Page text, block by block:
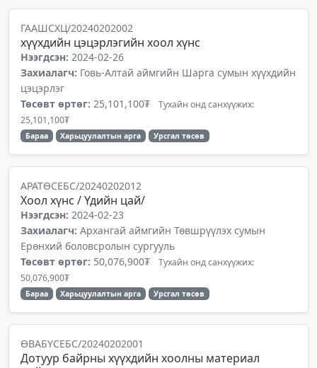
ГААШСХЦ/20240202002
хүүхдийн цэцэрлэгийн хоол хүнс
Нээгдсэн: 2024-02-26
Захиалагч: Говь-Алтай аймгийн Шарга сумын хүүхдийн
цэцэрлэг
Төсөвт өртөг: 25,101,100₮ Тухайн онд санхүүжих:
25,101,100₮
Бараа Харьцуулалтын арга Урсгал төсөв
АРАТӨСЕБС/20240202012
Хоол хүнс / Үдийн цай/
Нээгдсэн: 2024-02-23
Захиалагч: Архангай аймгийн Төвшрүүлэх сумын
Ерөнхий боловсролын сургууль
Төсөвт өртөг: 50,076,900₮ Тухайн онд санхүүжих:
50,076,900₮
Бараа Харьцуулалтын арга Урсгал төсөв
ӨВАБҮСЕБС/20240202001
Дотуур байрны хүүхдийн хоолны материал